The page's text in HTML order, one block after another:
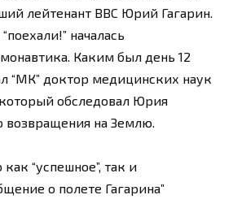
лейтенант ВВС Юрий Гагарин.
началась
Каким был день 12
“МК” доктор медицинских наук
обследовал Юрия
возвращения на Землю.
“успешное”, так и
о полете Гагарина”